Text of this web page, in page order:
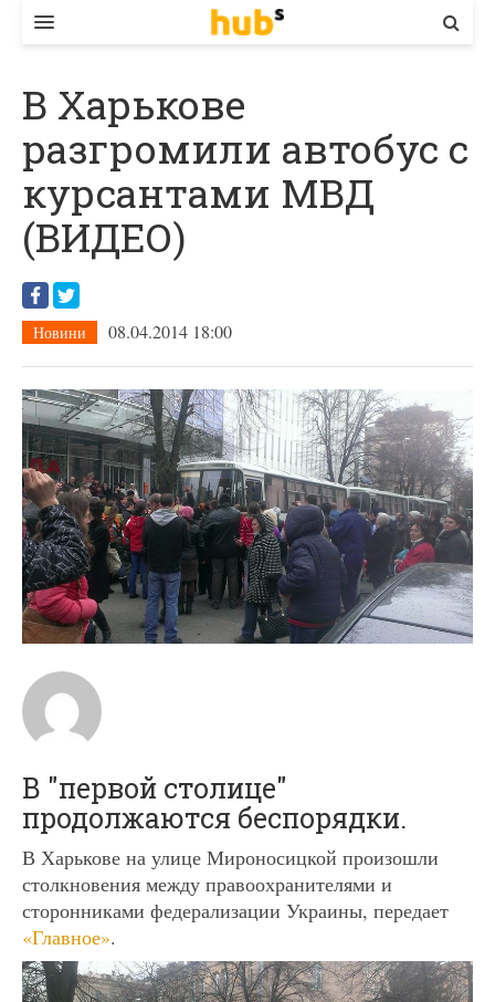
ЕКОНОМІКА
БІЗНЕС
СТАРТЕР
КОНТАКТИ
В Харькове
разгромили автобус с
курсантами МВД
(ВИДЕО)
Новини 08.04.2014 18:00
В "первой столице"
продолжаются беспорядки.
В Харькове на улице Мироносицкой произошли
столкновения между правоохранителями и
сторонниками федерализации Украины, передает
«Главное».